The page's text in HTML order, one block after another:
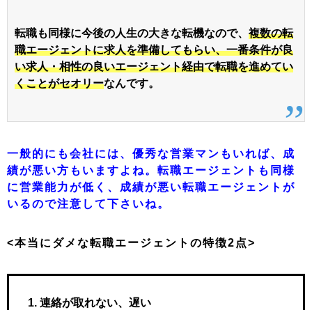
転職も同様に今後の人生の大きな転機なので、 複数の転
職エージェントに求人を準備してもらい、一番条件が良
い求人・相性の良いエージェント経由で転職を進めてい
くことがセオリーなんです。
一般的にも会社には、優秀な営業マンもいれば、成
績が悪い方もいますよね。転職エージェントも同様
に営業能力が低く、成績が悪い転職エージェントが
いるので注意して下さいね。
<本当にダメな転職エージェントの特徴2点>
連絡が取れない、遅い